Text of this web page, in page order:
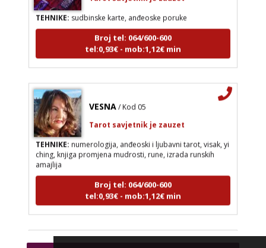
TEHNIKE:sudbinske karte, anđeoske poruke
Broj tel: 064/600-600
tel:0,93€ - mob:1,12€ min
VESNA / Kod 05
Tarot savjetnik je zauzet
TEHNIKE:numerologija, anđeoski i ljubavni tarot, visak, yi
ching, knjiga promjena mudrosti, rune, izrada runskih
amajlija
Broj tel: 064/600-600
tel:0,93€ - mob:1,12€ min